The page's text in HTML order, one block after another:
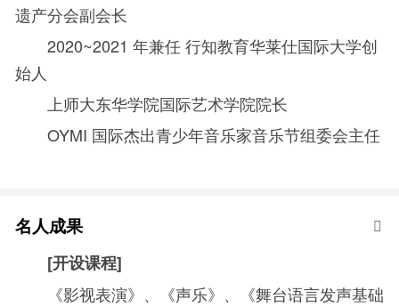
遗产分会副会长
2020~2021 年兼任 行知教育华莱仕国际大学创
始人
上师大东华学院国际艺术学院院长
OYMI 国际杰出青少年音乐家音乐节组委会主任
名人成果
[开设课程]
《影视表演》、《声乐》、《舞台语言发声基础